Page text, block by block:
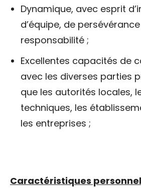
Dynamique, avec esprit
d’équipe, de
responsabilité ;
Excellentes capacités de
avec les diverses parties
que les autorités locales,
techniques, les
les entreprises ;
Caractéristiques